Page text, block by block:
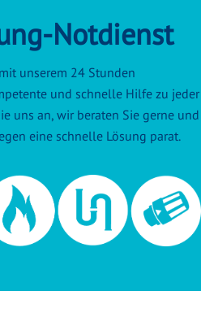
Notdienst
unserem 24 Stunden
und schnelle Hilfe zu jeder
uns an, wir beraten Sie gerne und
eine schnelle Lösung parat.